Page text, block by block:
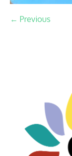
← Previous